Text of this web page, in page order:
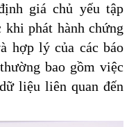
giá chủ yếu tập
phát hành chứng
hợp lý của các báo
bao gồm việc
liệu liên quan đến